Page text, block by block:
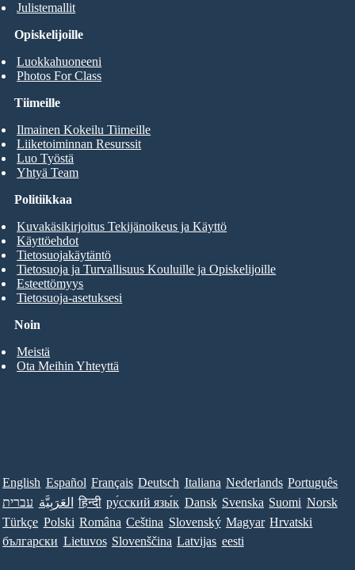
Opiskelijoille
Luokkahuoneeni
Photos For Class
Julistemallit
Tiimeille
Ilmainen Kokeilu Tiimeille
Liiketoiminnan Resurssit
Luo Työstä
Yhtyä Team
Noin
Meistä
Ota Meihin Yhteyttä
Politiikkaa
Kuvakäsikirjoitus Tekijänoikeus ja Käyttö
Käyttöehdot
Tietosuojakäytäntö
Tietosuoja ja Turvallisuus Kouluille ja Opiskelijoille
Esteettömyys
Tietosuoja-asetuksesi
English Español Français Deutsch Italiana Nederlands Português
עברית العَرَبِيَّة हिन्दी ру́сский язы́к Dansk Svenska Suomi Norsk
Türkçe Polski Româna Ceština Slovenský Magyar Hrvatski
български Lietuvos Slovenščina Latvijas eesti